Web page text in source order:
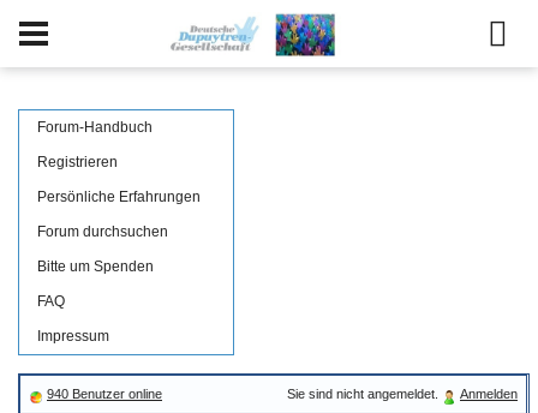
Forum-Handbuch
Registrieren
Persönliche Erfahrungen
Forum durchsuchen
Bitte um Spenden
FAQ
Impressum
940 Benutzer online Sie sind nicht angemeldet. Anmelden